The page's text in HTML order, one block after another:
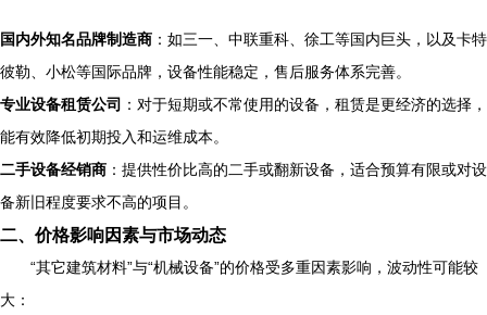
国内外知名品牌制造商 ：如三一、中联重科、徐工等国内巨头，以及卡特
彼勒、小松等国际品牌，设备性能稳定，售后服务体系完善。
专业设备租赁公司 ：对于短期或不常使用的设备，租赁是更经济的选择，
能有效降低初期投入和运维成本。
二手设备经销商 ：提供性价比高的二手或翻新设备，适合预算有限或对设
备新旧程度要求不高的项目。
二、价格影响因素与市场动态
“其它建筑材料”与“机械设备”的价格受多重因素影响，波动性可能较
大：